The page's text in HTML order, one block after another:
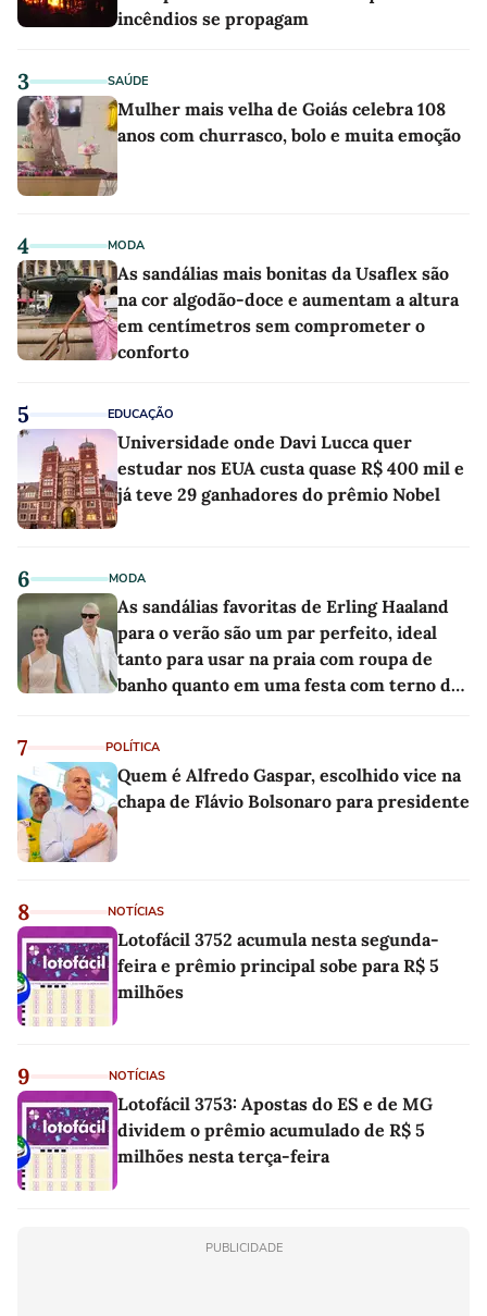
incêndios se propagam
3 SAÚDE
Mulher mais velha de Goiás celebra 108
anos com churrasco, bolo e muita emoção
4 MODA
As sandálias mais bonitas da Usaflex são
na cor algodão-doce e aumentam a altura
em centímetros sem comprometer o
conforto
5 EDUCAÇÃO
Universidade onde Davi Lucca quer
estudar nos EUA custa quase R$ 400 mil e
já teve 29 ganhadores do prêmio Nobel
6 MODA
As sandálias favoritas de Erling Haaland
para o verão são um par perfeito, ideal
tanto para usar na praia com roupa de
banho quanto em uma festa com terno de
7 POLÍTICA
Quem é Alfredo Gaspar, escolhido vice na
chapa de Flávio Bolsonaro para presidente
8 NOTÍCIAS
Lotofácil 3752 acumula nesta segunda-
feira e prêmio principal sobe para R$ 5
milhões
9 NOTÍCIAS
Lotofácil 3753: Apostas do ES e de MG
dividem o prêmio acumulado de R$ 5
milhões nesta terça-feira
PUBLICIDADE